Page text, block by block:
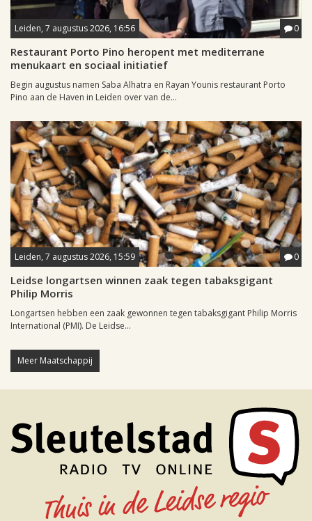
Leiden, 7 augustus 2026, 16:56 0
Restaurant Porto Pino heropent met mediterrane
menukaart en sociaal initiatief
Begin augustus namen Saba Alhatra en Rayan Younis restaurant Porto
Pino aan de Haven in Leiden over van de...
Leiden, 7 augustus 2026, 15:59 0
Leidse longartsen winnen zaak tegen tabaksgigant
Philip Morris
Longartsen hebben een zaak gewonnen tegen tabaksgigant Philip Morris
International (PMI). De Leidse...
Meer Maatschappij